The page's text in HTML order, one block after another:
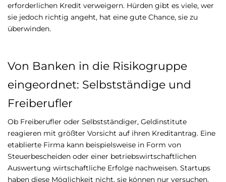
erforderlichen Kredit verweigern. Hürden gibt es viele, wer
sie jedoch richtig angeht, hat eine gute Chance, sie zu
überwinden.
Von Banken in die Risikogruppe
eingeordnet: Selbstständige und
Freiberufler
Ob Freiberufler oder Selbstständiger, Geldinstitute
reagieren mit größter Vorsicht auf ihren Kreditantrag. Eine
etablierte Firma kann beispielsweise in Form von
Steuerbescheiden oder einer betriebswirtschaftlichen
Auswertung wirtschaftliche Erfolge nachweisen. Startups
haben diese Möglichkeit nicht, sie können nur versuchen,